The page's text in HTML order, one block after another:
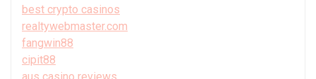
best crypto casinos
realtywebmaster.com
fangwin88
cipit88